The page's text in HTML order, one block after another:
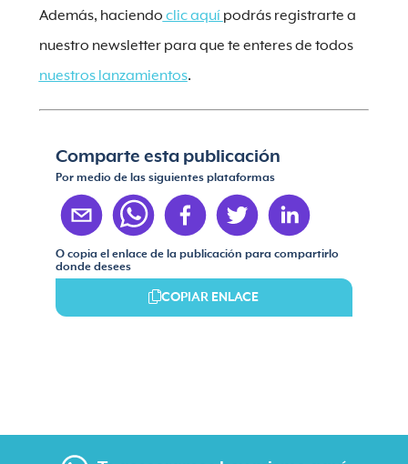
Además, haciendo clic aquí podrás registrarte a
nuestro newsletter para que te enteres de todos
nuestros lanzamientos.
Comparte esta publicación
Por medio de las siguientes plataformas
O copia el enlace de la publicación para compartirlo
donde desees
COPIAR ENLACE